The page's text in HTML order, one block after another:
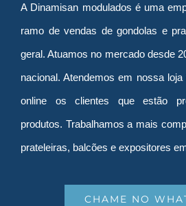
A Dinamisan modulados é uma
ramo de vendas de gondolas e
geral. Atuamos no mercado desde
nacional. Atendemos em nossa
online os clientes que estão
produtos. Trabalhamos a mais
prateleiras, balcões e expositores
CHAME NO